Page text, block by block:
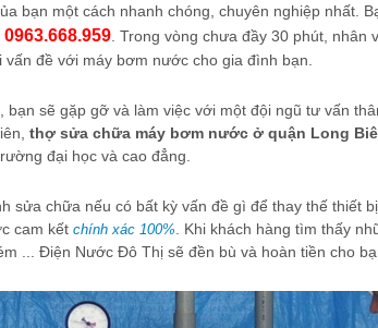
bạn một cách nhanh chóng, chuyên nghiệp nhất.
0963.668.959 . Trong vòng chưa đầy 30 phút,
đề với máy bơm nước cho gia đình bạn.
, bạn sẽ gặp gỡ và làm việc với một đội ngũ tư vấn
thợ sửa chữa máy bơm nước ở quận Long
đại học và cao đẳng.
sửa chữa nếu có bất kỳ vấn đề gì để thay thế thiết
cam kết chính xác 100% . Khi khách hàng tìm thấy
... Điện Nước Đô Thị sẽ đền bù và hoàn tiền cho